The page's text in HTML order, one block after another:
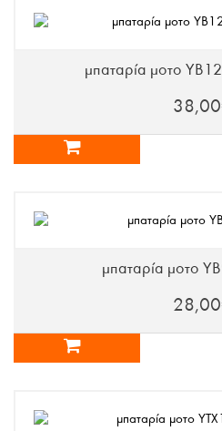
μπαταρία μοτο
μπαταρία μοτο